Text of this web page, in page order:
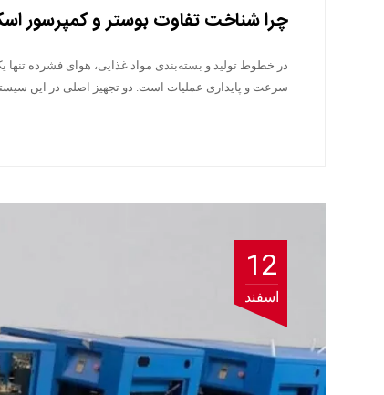
چرا شناخت تفاوت بوستر و کمپرسور
در خطوط تولید و بسته‌بندی مواد غذایی، هوای فشرده
سرعت و پایداری عملیات است. دو تجهیز اصلی در این
12
اسفند